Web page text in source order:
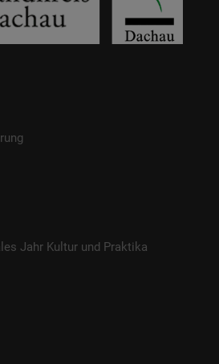
Jahr Kultur und Praktika